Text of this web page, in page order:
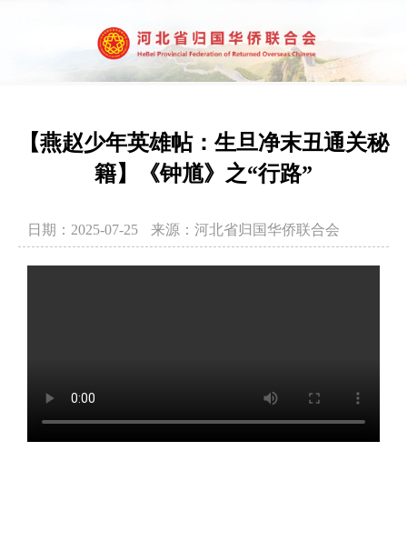
【燕赵少年英雄帖：生旦净末丑通关秘
籍】《钟馗》之“行路”
日期：2025-07-25 来源：河北省归国华侨联合会